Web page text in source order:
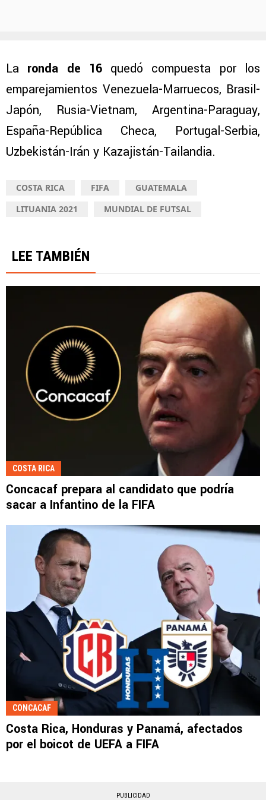
La ronda de 16 quedó compuesta por los
emparejamientos Venezuela-Marruecos, Brasil-
Japón, Rusia-Vietnam, Argentina-Paraguay,
España-República Checa, Portugal-Serbia,
Uzbekistán-Irán y Kazajistán-Tailandia.
COSTA RICA FIFA
GUATEMALA
LITUANIA 2021
MUNDIAL DE FUTSAL
LEE TAMBIÉN
COSTA RICA
Concacaf prepara al candidato que podría
sacar a Infantino de la FIFA
CONCACAF
Costa Rica, Honduras y Panamá, afectados
por el boicot de UEFA a FIFA
PUBLICIDAD